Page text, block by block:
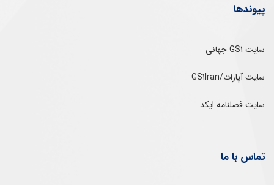
پیوندها
سایت GS1 جهانی
سایت آپارات/GS1Iran
سایت فصلنامه ایکد
تماس با ما